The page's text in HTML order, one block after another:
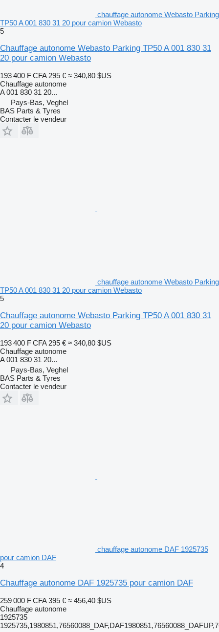
chauffage autonome Webasto Parking
TP50 A 001 830 31 20 pour camion Webasto
5
Chauffage autonome Webasto Parking TP50 A 001 830 31
20 pour camion Webasto
193 400 F CFA 295 € ≈ 340,80 $US
Chauffage autonome
A 001 830 31 20...
Pays-Bas, Veghel
BAS Parts & Tyres
Contacter le vendeur
chauffage autonome Webasto Parking
TP50 A 001 830 31 20 pour camion Webasto
5
Chauffage autonome Webasto Parking TP50 A 001 830 31
20 pour camion Webasto
193 400 F CFA 295 € ≈ 340,80 $US
Chauffage autonome
A 001 830 31 20...
Pays-Bas, Veghel
BAS Parts & Tyres
Contacter le vendeur
chauffage autonome DAF 1925735
pour camion DAF
4
Chauffage autonome DAF 1925735 pour camion DAF
259 000 F CFA 395 € ≈ 456,40 $US
Chauffage autonome
1925735